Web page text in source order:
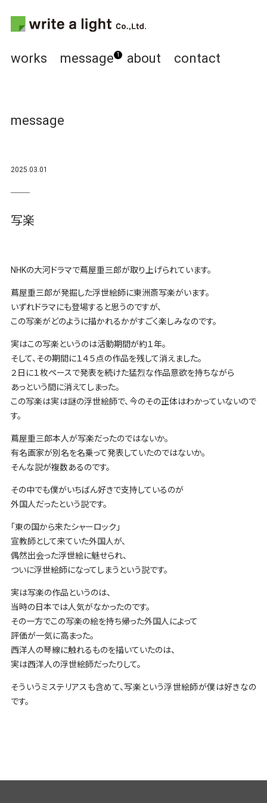
works message 1 about contact
message
2025.03.01
写楽
NHKの大河ドラマで蔦屋重三郎が取り上げられています。
蔦屋重三郎が発掘した浮世絵師に東洲斎写楽がいます。
いずれドラマにも登場すると思うのですが、
この写楽がどのように描かれるかがすごく楽しみなのです。
実はこの写楽というのは活動期間が約１年。
そして、その期間に１４５点の作品を残して消えました。
２日に１枚ペースで発表を続けた猛烈な作品意欲を持ちながら
あっという間に消えてしまった。
この写楽は実は謎の浮世絵師で、今のその正体はわかっていないので
す。
蔦屋重三郎本人が写楽だったのではないか。
有名画家が別名を名乗って発表していたのではないか。
そんな説が複数あるのです。
その中でも僕がいちばん好きで支持しているのが
外国人だったという説です。
「東の国から来たシャーロック」
宣教師として来ていた外国人が、
偶然出会った浮世絵に魅せられ、
ついに浮世絵師になってしまうという説です。
実は写楽の作品というのは、
当時の日本では人気がなかったのです。
その一方でこの写楽の絵を持ち帰った外国人によって
評価が一気に高まった。
西洋人の琴線に触れるものを描いていたのは、
実は西洋人の浮世絵師だったりして。
そういうミステリアスも含めて、写楽という浮世絵師が僕は好きなの
です。